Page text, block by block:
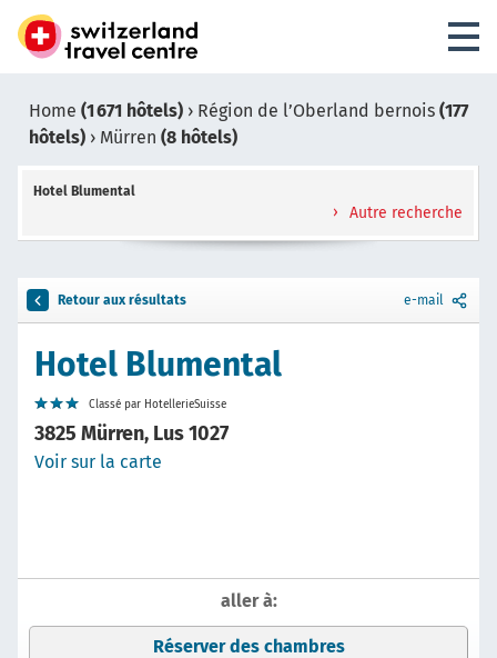
Home (1 671 hôtels) › Région de l’Oberland bernois (177
hôtels) › Mürren (8 hôtels)
Hotel Blumental
Autre recherche
Retour aux résultats e-mail
Hotel Blumental
Classé par HotellerieSuisse
3825 Mürren, Lus 1027
Voir sur la carte
aller à:
Réserver des chambres